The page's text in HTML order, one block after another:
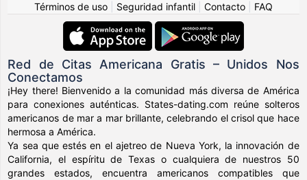
Términos de uso
Seguridad infantil Contacto FAQ
Red de Citas Americana Gratis – Unidos Nos
Conectamos
¡Hey there! Bienvenido a la comunidad más diversa de América
para conexiones auténticas. States-dating.com reúne solteros
americanos de mar a mar brillante, celebrando el crisol que hace
hermosa a América.
Ya sea que estés en el ajetreo de Nueva York, la innovación de
California, el espíritu de Texas o cualquiera de nuestros 50
grandes estados, encuentra americanos compatibles que